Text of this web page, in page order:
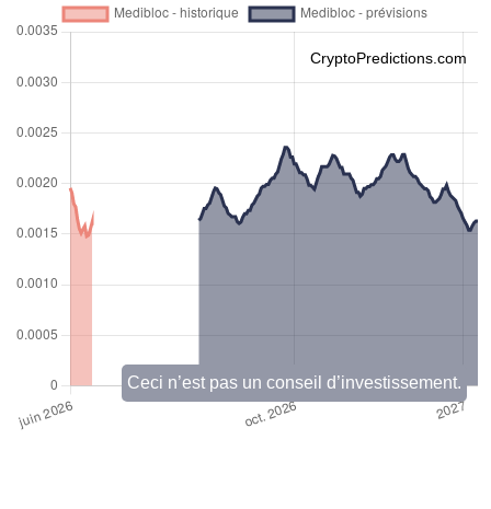
CryptoPredictions.com
Ceci n’est pas un conseil d’investissement.